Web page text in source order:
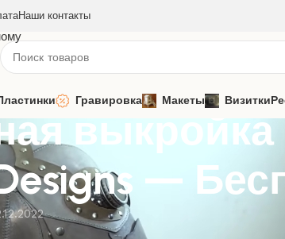
Наши контакты
Гравировка Макеты Визитки
—